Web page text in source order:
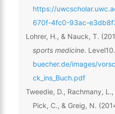
https://
670f-4fc0-93ac-
Lohrer, H., & Nauck, T.
sports medicine. Level10.
buecher.de/images/
ck_ins_Buch.pdf
Tweedie, D., Rachmany,
Pick, C., & Greig, N.